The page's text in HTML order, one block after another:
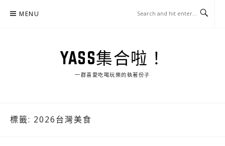
MENU
YASS集合啦！
一群喜愛吃喝玩樂的執著份子
標籤: 2026台灣美食